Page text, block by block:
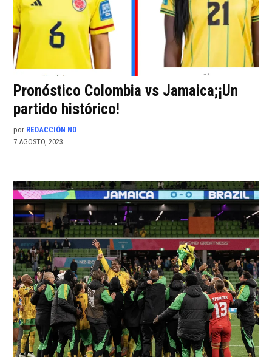
Pronóstico Colombia vs Jamaica;¡Un
partido histórico!
por REDACCIÓN ND
7 AGOSTO, 2023